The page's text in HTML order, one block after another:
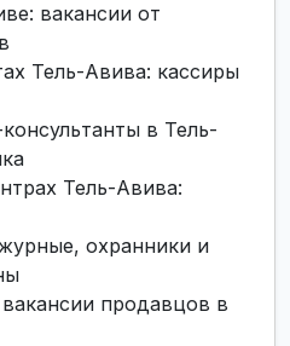
вакансии от
Тель-Авива: кассиры
в Тель-
Тель-Авива:
охранники и
продавцов в